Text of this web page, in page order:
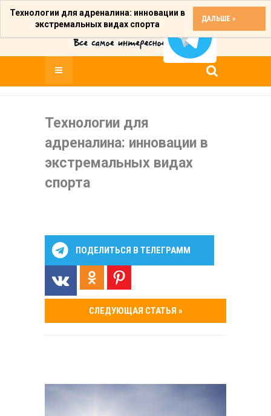
Технологии для адреналина: инновации в
экстремальных видах спорта
ДАЛЬШЕ »
Технологии для
адреналина: инновации в
экстремальных видах
спорта
ПОДЕЛИТЬСЯ В ТЕЛЕГРАММ
СЛЕДУЮЩАЯ СТАТЬЯ »